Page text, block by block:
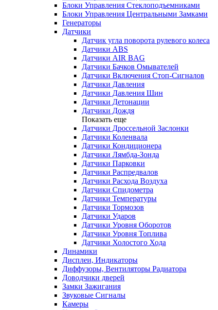
Блоки Управления Стеклоподъемниками
Блоки Управления Центральными Замками
Генераторы
Датчики
Датчик угла поворота рулевого колеса
Датчики ABS
Датчики AIR BAG
Датчики Бачков Омывателей
Датчики Включения Стоп-Сигналов
Датчики Давления
Датчики Давления Шин
Датчики Детонации
Датчики Дождя
Показать еще
Датчики Дроссельной Заслонки
Датчики Коленвала
Датчики Кондиционера
Датчики Лямбда-Зонда
Датчики Парковки
Датчики Распредвалов
Датчики Расхода Воздуха
Датчики Спидометра
Датчики Температуры
Датчики Тормозов
Датчики Ударов
Датчики Уровня Оборотов
Датчики Уровня Топлива
Датчики Холостого Хода
Динамики
Дисплеи, Индикаторы
Диффузоры, Вентиляторы Радиатора
Доводчики дверей
Замки Зажигания
Звуковые Сигналы
Камеры